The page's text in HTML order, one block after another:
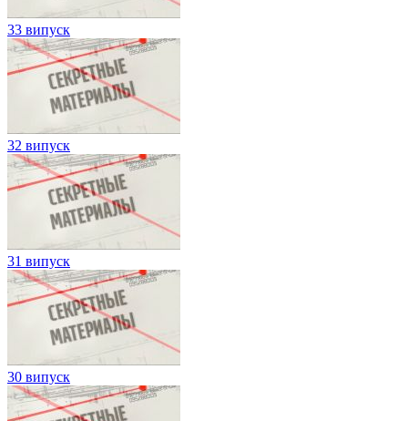
33 випуск
32 випуск
31 випуск
30 випуск